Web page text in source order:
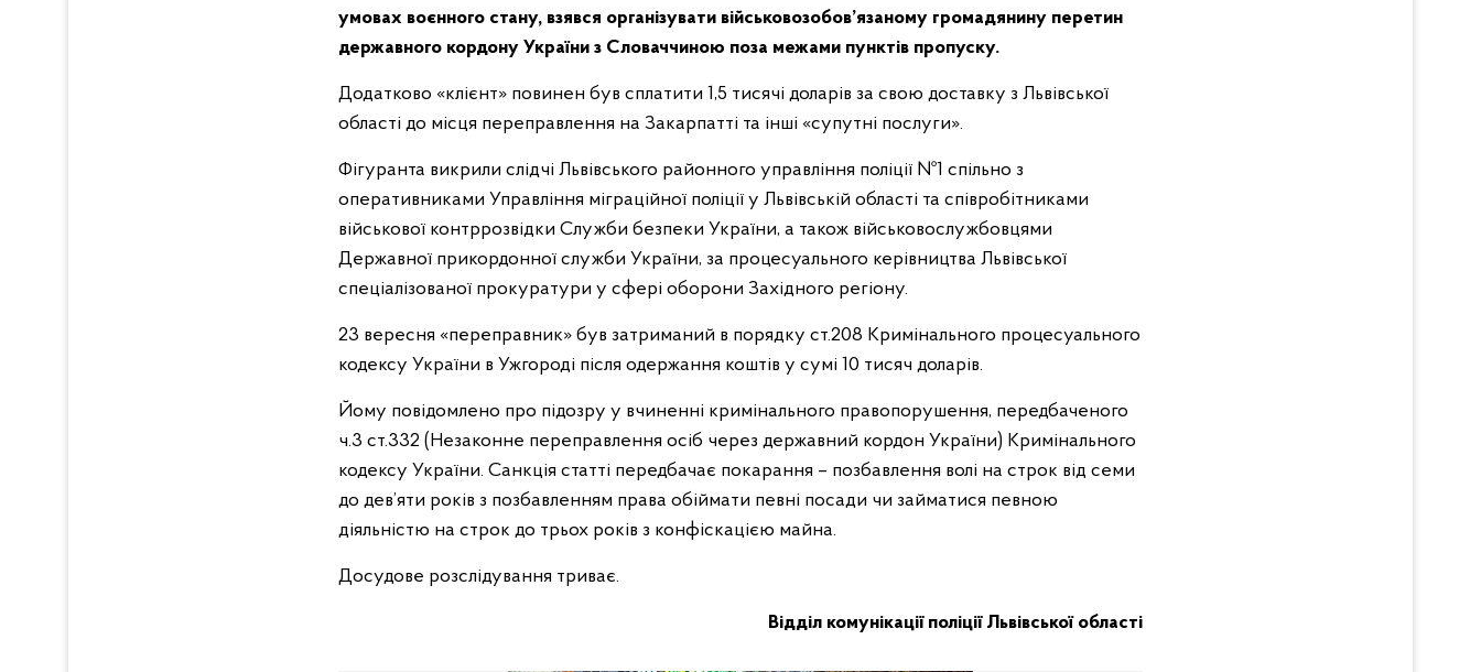
умовах воєнного стану, взявся організувати військовозобов’язаному громадянину перетин
державного кордону України з Словаччиною поза межами пунктів пропуску.
Додатково «клієнт» повинен був сплатити 1,5 тисячі доларів за свою доставку з Львівської
області до місця переправлення на Закарпатті та інші «супутні послуги».
Фігуранта викрили слідчі Львівського районного управління поліції №1 спільно з
оперативниками Управління міграційної поліції у Львівській області та співробітниками
військової контррозвідки Служби безпеки України, а також військовослужбовцями
Державної прикордонної служби України, за процесуального керівництва Львівської
спеціалізованої прокуратури у сфері оборони Західного регіону.
23 вересня «переправник» був затриманий в порядку ст.208 Кримінального процесуального
кодексу України в Ужгороді після одержання коштів у сумі 10 тисяч доларів.
Йому повідомлено про підозру у вчиненні кримінального правопорушення, передбаченого
ч.3 ст.332 (Незаконне переправлення осіб через державний кордон України) Кримінального
кодексу України. Санкція статті передбачає покарання – позбавлення волі на строк від семи
до дев’яти років з позбавленням права обіймати певні посади чи займатися певною
діяльністю на строк до трьох років з конфіскацією майна.
Досудове розслідування триває.
Відділ комунікації поліції Львівської області